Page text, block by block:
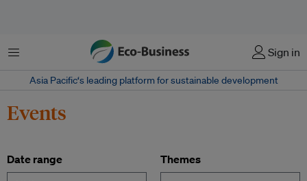
Menu Sign in
Asia Pacific‘s leading platform for sustainable development
Events
Date range
-
Themes